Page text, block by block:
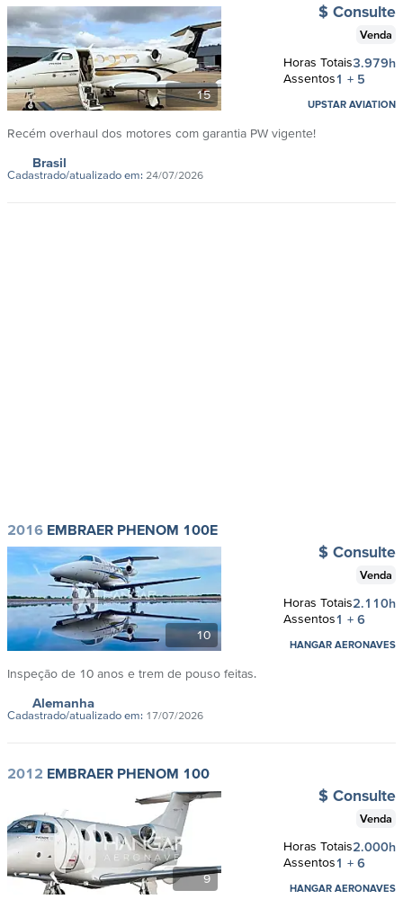
15
Recém overhaul dos motores com garantia PW vigente!
Horas Totais3.979h
Assentos1 + 5
$ Consulte
Venda
UPSTAR AVIATION
Brasil
Cadastrado/atualizado em: 24/07/2026
10
2016 EMBRAER PHENOM 100E
Inspeção de 10 anos e trem de pouso feitas.
Horas Totais2.110h
Assentos1 + 6
$ Consulte
Venda
HANGAR AERONAVES
Alemanha
Cadastrado/atualizado em: 17/07/2026
9
2012 EMBRAER PHENOM 100
Horas Totais2.000h
Assentos1 + 6
$ Consulte
Venda
HANGAR AERONAVES